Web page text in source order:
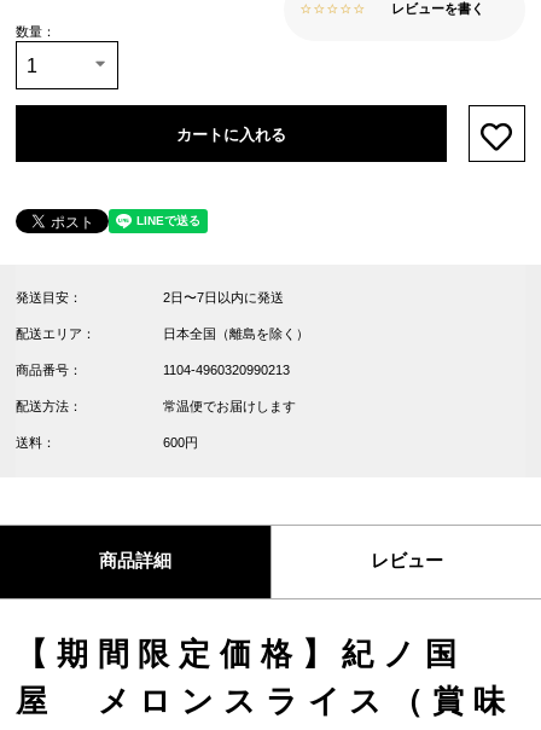
レビューを書く
カートに入れる
発送目安： 2日〜7日以内に発送
配送エリア： 日本全国（離島を除く）
商品番号： 1104-4960320990213
配送方法： 常温便でお届けします
送料： 600円
商品詳細 レビュー
【期間限定価格】紀ノ国
屋 メロンスライス（賞味